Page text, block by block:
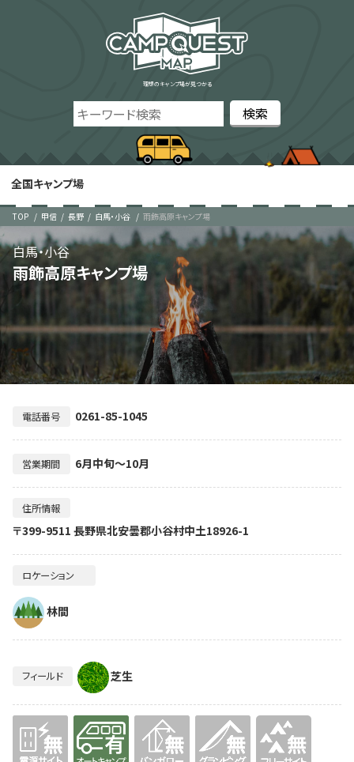
理想のキャンプ場が見つかる
全国キャンプ場
TOP 甲信 長野 白馬・小谷 雨飾高原キャンプ場
雨飾高原キャンプ場
白馬・小谷
電話番号 0261-85-1045
営業期間 6月中旬～10月
住所情報
〒399-9511 長野県北安曇郡小谷村中土18926-1
ロケーション
林間
フィールド 芝生
無 有り